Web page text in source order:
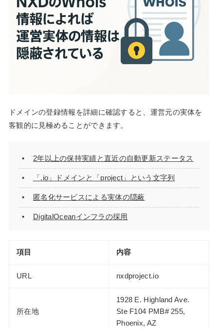
ドメインの登録情報を詳細に確認すると、運営元の実体を
客観的に見極めることができます。
2年以上の保持実績と直近の自動更新ステータス
「.io」ドメインと「project」という文字列
匿名化サービスによる実体の隠蔽
DigitalOceanインフラの採用
項目 内容
URL nxdproject.io
所在地
1928 E. Highland Ave.
Ste F104 PMB# 255,
Phoenix, AZ